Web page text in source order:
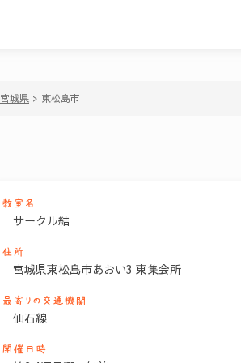
宮城県 > 東松島市
教室名
サークル結
住所
宮城県東松島市あおい3 東集会所
最寄りの交通機関
仙石線
開催日時